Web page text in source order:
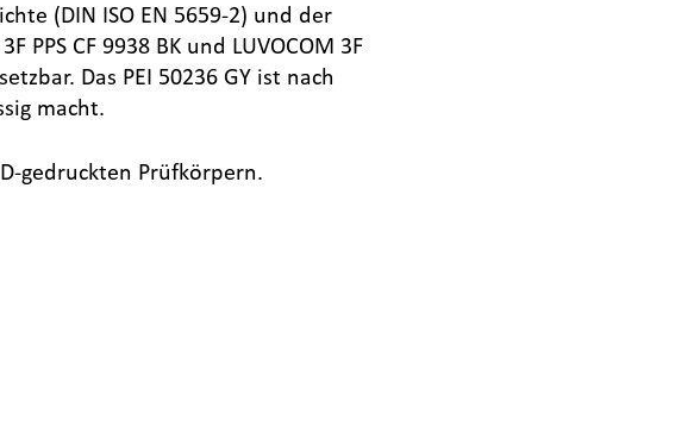
(DIN ISO EN 5659-2) und der
PPS CF 9938 BK und LUVOCOM 3F
Das PEI 50236 GY ist nach
macht.
gedruckten Prüfkörpern.